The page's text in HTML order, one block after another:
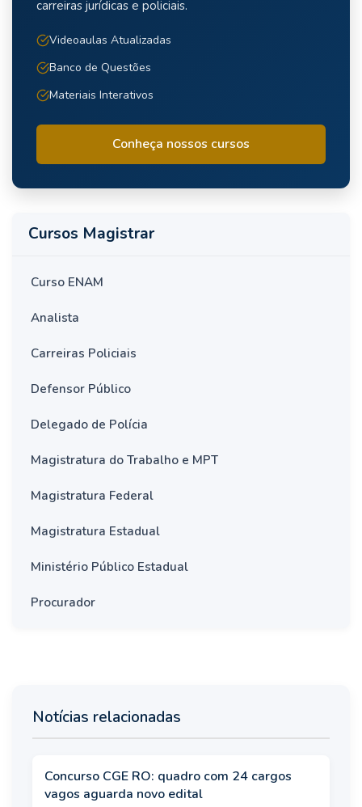
carreiras jurídicas e policiais.
Videoaulas Atualizadas
Banco de Questões
Materiais Interativos
Conheça nossos cursos
Cursos Magistrar
Curso ENAM
Analista
Carreiras Policiais
Defensor Público
Delegado de Polícia
Magistratura do Trabalho e MPT
Magistratura Federal
Magistratura Estadual
Ministério Público Estadual
Procurador
Notícias relacionadas
Concurso CGE RO: quadro com 24 cargos
vagos aguarda novo edital